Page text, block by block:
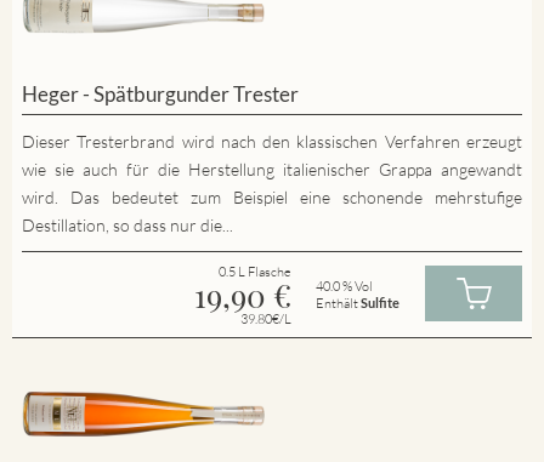
Heger - Spätburgunder Trester
Dieser Tresterbrand wird nach den klassischen Verfahren erzeugt
wie sie auch für die Herstellung italienischer Grappa angewandt
wird. Das bedeutet zum Beispiel eine schonende mehrstufige
Destillation, so dass nur die...
0.5 L Flasche
19,90 €
39.80€/L
40.0 % Vol
EnthältSulfite